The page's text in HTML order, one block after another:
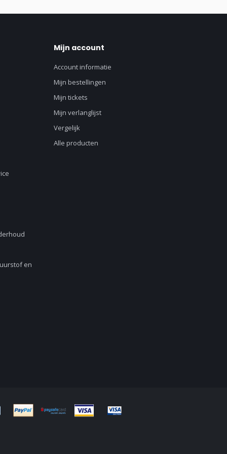
en
Mijn account
Account informatie
Mijn bestellingen
Mijn tickets
Mijn verlanglijst
Vergelijk
Alle producten